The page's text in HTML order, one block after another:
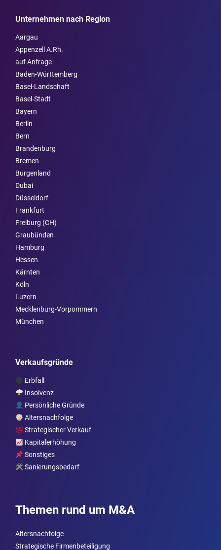
Unternehmen nach Region
Aargau
Appenzell A.Rh.
auf Anfrage
Baden-Württemberg
Basel-Landschaft
Basel-Stadt
Bayern
Berlin
Bern
Brandenburg
Bremen
Burgen­land
Dubai
Düsseldorf
Frankfurt
Freiburg (CH)
Graubünden
Hamburg
Hessen
Kärnten
Köln
Luzern
Mecklenburg-Vorpommern
München
Verkaufsgründe
Erbfall
Insolvenz
Persönliche Gründe
Altersnachfolge
Strategischer Verkauf
Kapitalerhöhung
Sonstiges
Sanierungsbedarf
Themen rund um M&A
Altersnachfolge
Strategische Firmenbeteiligung